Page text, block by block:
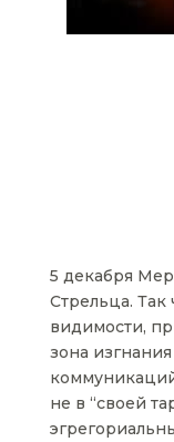
5 декабря
Стрельца. Так
видимости,
зона
не в “своей